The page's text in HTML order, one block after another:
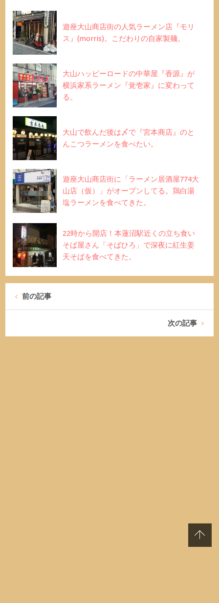
遊座大山商店街の人気ラーメン店『モリ
ス』(morris)。こだわりの自家製麺。
大山ハッピーロードの中華屋『香源』が
横浜家系ラーメン『覚壱家』に変わって
る。
大山で飲んだ後は〆で『宮本商店』のと
んこつラーメンを食べたい。
遊座大山商店街に「ラーメン居酒屋774大
山店（仮）」がオープンしてる。鶏白湯
塩ラーメンを食べてきた。
22時から開店！本蓮沼駅近くの立ち食い
そば屋さん「そばひろ」で深夜に紅生姜
天そばを食べてきた。
前の記事
次の記事